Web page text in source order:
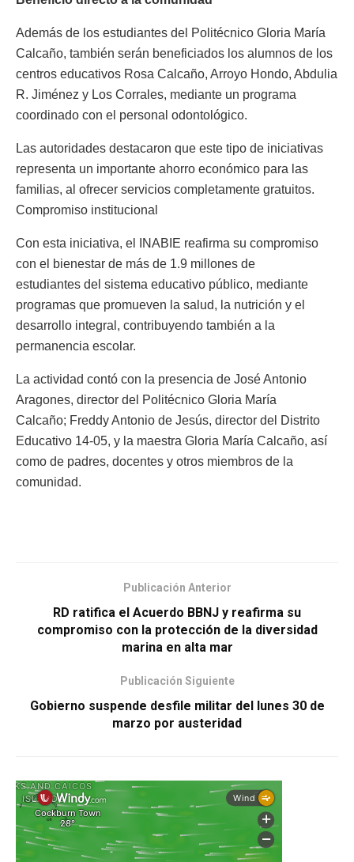
Además de los estudiantes del Politécnico Gloria María
Calcaño, también serán beneficiados los alumnos de los
centros educativos Rosa Calcaño, Arroyo Hondo, Abdulia
R. Jiménez y Los Corrales, mediante un programa
coordinado con el personal odontológico.
Las autoridades destacaron que este tipo de iniciativas
representa un importante ahorro económico para las
familias, al ofrecer servicios completamente gratuitos.
Compromiso institucional
Con esta iniciativa, el INABIE reafirma su compromiso
con el bienestar de más de 1.9 millones de
estudiantes del sistema educativo público, mediante
programas que promueven la salud, la nutrición y el
desarrollo integral, contribuyendo también a la
permanencia escolar.
La actividad contó con la presencia de José Antonio
Aragones, director del Politécnico Gloria María
Calcaño; Freddy Antonio de Jesús, director del Distrito
Educativo 14-05, y la maestra Gloria María Calcaño, así
como de padres, docentes y otros miembros de la
comunidad.
Publicación Anterior
RD ratifica el Acuerdo BBNJ y reafirma su
compromiso con la protección de la diversidad
marina en alta mar
Publicación Siguiente
Gobierno suspende desfile militar del lunes 30 de
marzo por austeridad